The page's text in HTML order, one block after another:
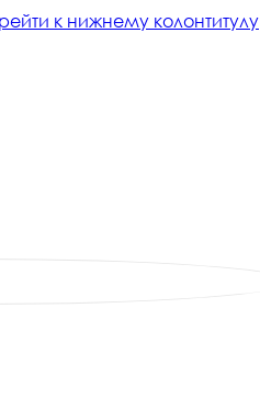
к нижнему колонтитулу